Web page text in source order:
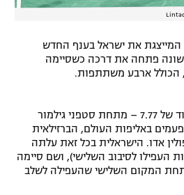
המייצגת את ישראל בענף החדש
פתחה את דרכה כשסיימה
הכולל ארבע משתתפות.
ליליאור בת ה-21 צברה ניקוד של 7.77 – מתחת סטפני גילמור
באליפות העולם, הברזילאית
אדו. הישראלית בכל זאת עלתה
העפילו לסיבוב השלישי), ושם סיימה
– מעט מתחת המקום השלישי שהעפילה לשלב